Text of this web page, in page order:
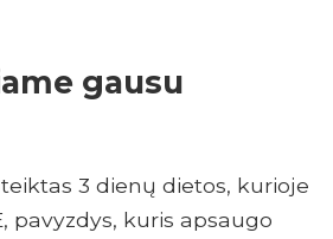
gausu
3 dienų dietos, kurioje
pavyzdys, kuris apsaugo